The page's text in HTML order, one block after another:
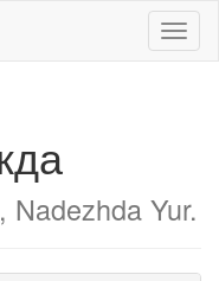
Nadezhda Yur.